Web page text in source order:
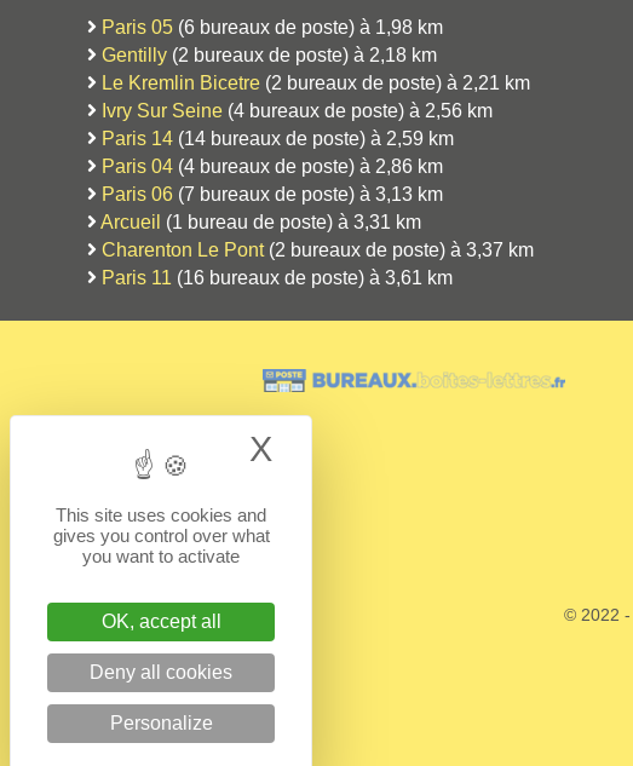
Paris 05 (6 bureaux de poste) à 1,98 km
Gentilly (2 bureaux de poste) à 2,18 km
Le Kremlin Bicetre (2 bureaux de poste) à 2,21 km
Ivry Sur Seine (4 bureaux de poste) à 2,56 km
Paris 14 (14 bureaux de poste) à 2,59 km
Paris 04 (4 bureaux de poste) à 2,86 km
Paris 06 (7 bureaux de poste) à 3,13 km
Arcueil (1 bureau de poste) à 3,31 km
Charenton Le Pont(2 bureaux de poste) à 3,37 km
Paris 11 (16 bureaux de poste) à 3,61 km
© 2022 -
This site uses cookies and
gives you control over what
you want to activate
OK, accept all
Deny all cookies
Personalize
X